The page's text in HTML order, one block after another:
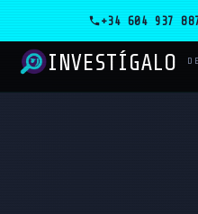
+34 604 937
INVESTÍGALO